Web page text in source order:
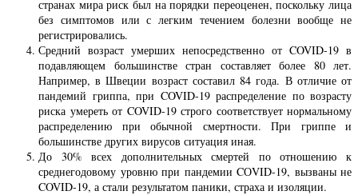
странах мира риск был на порядки переоценен, поскольку лица
без симптомов или с легким течением болезни вообще не
регистрировались.
Средний возраст умерших непосредственно от COVID-19 в
подавляющем большинстве стран составляет более 80 лет.
Например, в Швеции возраст составил 84 года. В отличие от
пандемий гриппа, при COVID-19 распределение по возрасту
риска умереть от COVID-19 строго соответствует нормальному
распределению при обычной смертности. При гриппе и
большинстве других вирусов ситуация иная.
До 30% всех дополнительных смертей по отношению к
среднегодовому уровню при пандемии CОVID-19, вызваны не
COVID-19, а стали результатом паники, страха и изоляции.